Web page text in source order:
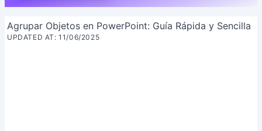
Agrupar Objetos en PowerPoint: Guía Rápida y Sencilla
UPDATED AT: 11/06/2025